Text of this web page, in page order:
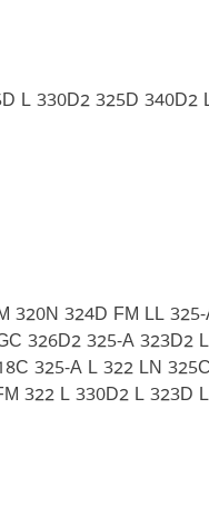
L 330D2 325D 340D2
320N 324D FM LL
326D2 325-A
325-A L 322 LN
322 L 330D2 L